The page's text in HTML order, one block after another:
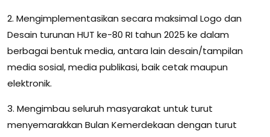
2. Mengimplementasikan secara maksimal Logo dan
Desain turunan HUT ke-80 RI tahun 2025 ke dalam
berbagai bentuk media, antara lain desain/tampilan
media sosial, media publikasi, baik cetak maupun
elektronik.
3. Mengimbau seluruh masyarakat untuk turut
menyemarakkan Bulan Kemerdekaan dengan turut